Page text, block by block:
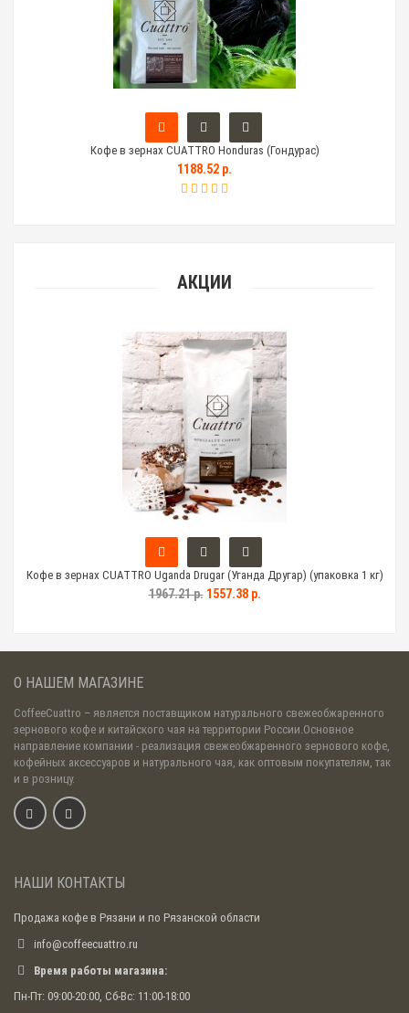
Кофе в зернах CUATTRO Honduras (Гондурас)
1188.52 р.
АКЦИИ
Кофе в зернах CUATTRO Uganda Drugar (Уганда Другар) (упаковка 1 кг)
1967.21 р.1557.38 р.
О НАШЕМ МАГАЗИНЕ
CoffeeCuattro – является поставщиком натурального свежеобжаренного
зернового кофе и китайского чая на территории России.Основное
направление компании - реализация свежеобжаренного зернового кофе,
кофейных аксессуаров и натурального чая, как оптовым покупателям, так
и в розницу.
НАШИ КОНТАКТЫ
Продажа кофе в Рязани и по Рязанской области
info@coffeecuattro.ru
Время работы магазина:
Пн-Пт: 09:00-20:00, Сб-Вс: 11:00-18:00